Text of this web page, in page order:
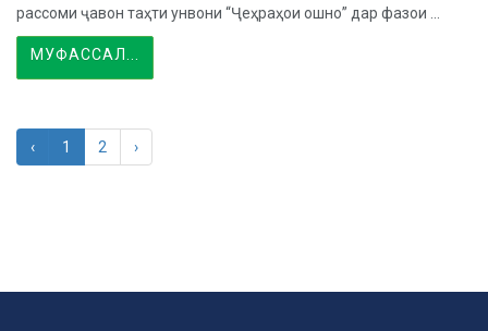
рассоми ҷавон таҳти унвони “Ҷеҳраҳои ошно” дар фазои ...
МУФАССАЛ...
‹ 1 2 ›